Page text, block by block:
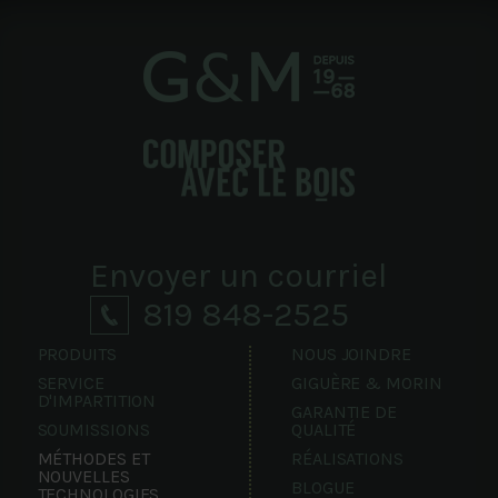
Envoyer un courriel
819 848-2525
PRODUITS
SERVICE
D'IMPARTITION
SOUMISSIONS
MÉTHODES ET
NOUVELLES
TECHNOLOGIES
NOUS JOINDRE
GIGUÈRE & MORIN
GARANTIE DE
QUALITÉ
RÉALISATIONS
BLOGUE